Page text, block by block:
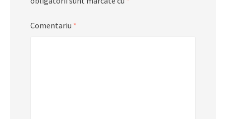
Comentariu *